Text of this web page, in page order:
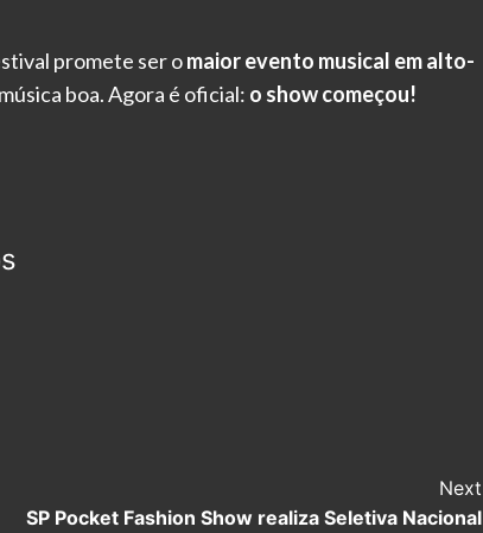
promete ser omaior evento musical em alto-
boa. Agora é oficial: o show começou!
Next
SP Pocket Fashion Show realiza Seletiva Nacional